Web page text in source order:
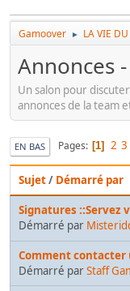
Gamoover ► LA VIE
Annonces
Un salon pour
annonces de la team
EN BAS Pages 1 2 3
Sujet/ Démarré par
Signatures ::Servez
Démarré par
Comment contacter
Démarré parStaff